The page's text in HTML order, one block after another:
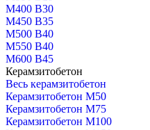
М400 В30
М450 В35
М500 В40
М550 В40
М600 В45
Керамзитобетон
Весь керамзитобетон
Керамзитобетон М50
Керамзитобетон М75
Керамзитобетон М100